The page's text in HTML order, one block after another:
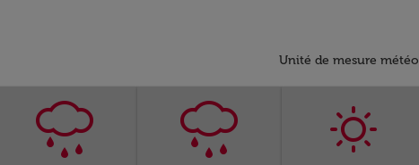
Unité de mesure météo